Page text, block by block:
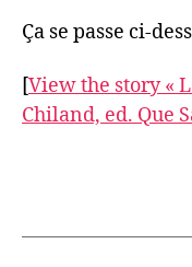
Ça se passe ci-
[View the story «
Chiland, ed. Que